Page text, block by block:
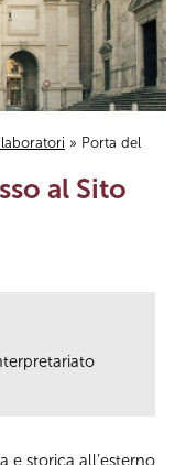
» Porta del
al Sito
e storica all’esterno